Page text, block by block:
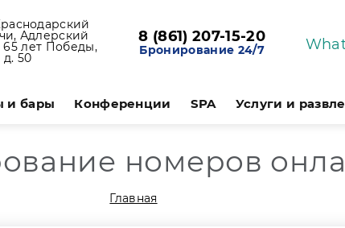
Адлерский
65 лет Победы,
д. 50
8 (861) 207-15-20
Бронирование 24/7
и бары Конференции SPA Услуги и
номеров
Главная